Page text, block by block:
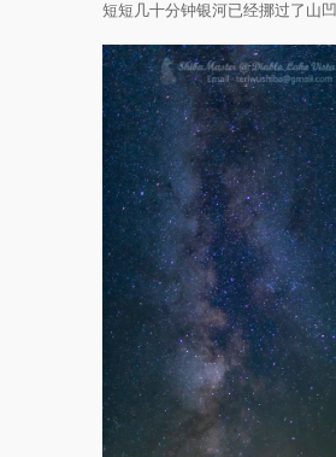
短短几十分钟银河已经挪过了山凹